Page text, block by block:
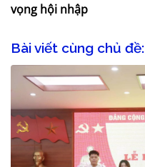
vọng hội nhập
Bài viết cùng chủ đề: